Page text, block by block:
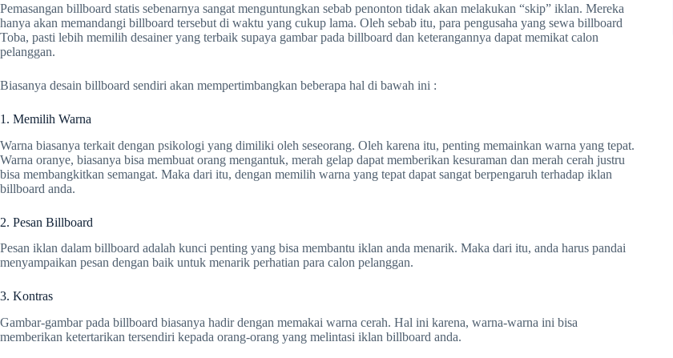
Pemasangan billboard statis sebenarnya sangat menguntungkan sebab penonton tidak akan melakukan “skip” iklan. Mereka
hanya akan memandangi billboard tersebut di waktu yang cukup lama. Oleh sebab itu, para pengusaha yang sewa billboard
Toba, pasti lebih memilih desainer yang terbaik supaya gambar pada billboard dan keterangannya dapat memikat calon
pelanggan.
Biasanya desain billboard sendiri akan mempertimbangkan beberapa hal di bawah ini :
1. Memilih Warna
Warna biasanya terkait dengan psikologi yang dimiliki oleh seseorang. Oleh karena itu, penting memainkan warna yang tepat.
Warna oranye, biasanya bisa membuat orang mengantuk, merah gelap dapat memberikan kesuraman dan merah cerah justru
bisa membangkitkan semangat. Maka dari itu, dengan memilih warna yang tepat dapat sangat berpengaruh terhadap iklan
billboard anda.
2. Pesan Billboard
Pesan iklan dalam billboard adalah kunci penting yang bisa membantu iklan anda menarik. Maka dari itu, anda harus pandai
menyampaikan pesan dengan baik untuk menarik perhatian para calon pelanggan.
3. Kontras
Gambar-gambar pada billboard biasanya hadir dengan memakai warna cerah. Hal ini karena, warna-warna ini bisa
memberikan ketertarikan tersendiri kepada orang-orang yang melintasi iklan billboard anda.